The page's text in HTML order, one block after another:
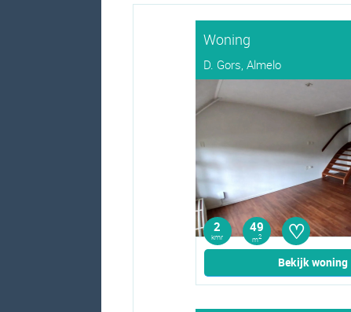
Woning
D. Gors, Almelo
2
kmr
49
m2 ♡
Bekijk woning